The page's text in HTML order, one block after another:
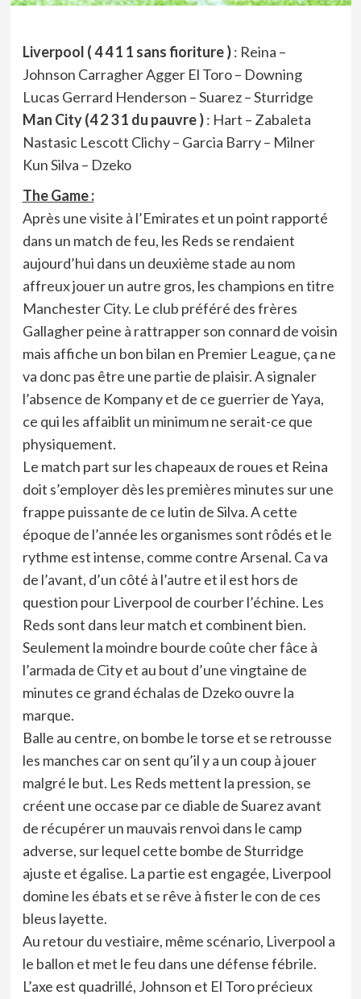
Liverpool ( 4 4 1 1 sans fioriture ): Reina –
Johnson Carragher Agger El Toro – Downing
Lucas Gerrard Henderson – Suarez – Sturridge
Man City (4 2 3 1 du pauvre ): Hart – Zabaleta
Nastasic Lescott Clichy – Garcia Barry – Milner
Kun Silva – Dzeko
The Game :
Après une visite à l’Emirates et un point rapporté
dans un match de feu, les Reds se rendaient
aujourd’hui dans un deuxième stade au nom
affreux jouer un autre gros, les champions en titre
Manchester City. Le club préféré des frères
Gallagher peine à rattrapper son connard de voisin
mais affiche un bon bilan en Premier League, ça ne
va donc pas être une partie de plaisir. A signaler
l’absence de Kompany et de ce guerrier de Yaya,
ce qui les affaiblit un minimum ne serait-ce que
physiquement.
Le match part sur les chapeaux de roues et Reina
doit s’employer dès les premières minutes sur une
frappe puissante de ce lutin de Silva. A cette
époque de l’année les organismes sont rôdés et le
rythme est intense, comme contre Arsenal. Ca va
de l’avant, d’un côté à l’autre et il est hors de
question pour Liverpool de courber l’échine. Les
Reds sont dans leur match et combinent bien.
Seulement la moindre bourde coûte cher fâce à
l’armada de City et au bout d’une vingtaine de
minutes ce grand échalas de Dzeko ouvre la
marque.
Balle au centre, on bombe le torse et se retrousse
les manches car on sent qu’il y a un coup à jouer
malgré le but. Les Reds mettent la pression, se
créent une occase par ce diable de Suarez avant
de récupérer un mauvais renvoi dans le camp
adverse, sur lequel cette bombe de Sturridge
ajuste et égalise. La partie est engagée, Liverpool
domine les ébats et se rêve à fister le con de ces
bleus layette.
Au retour du vestiaire, même scénario, Liverpool a
le ballon et met le feu dans une défense fébrile.
L’axe est quadrillé, Johnson et El Toro précieux